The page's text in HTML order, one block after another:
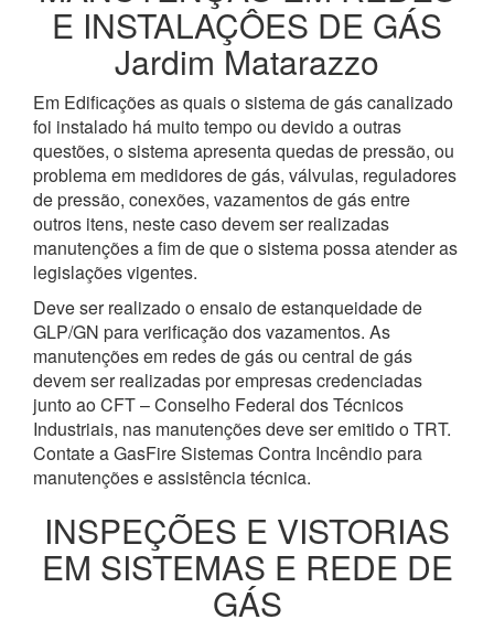
E INSTALAÇÔES DE GÁS
Jardim Matarazzo
Em Edificações as quais o sistema de gás canalizado
foi instalado há muito tempo ou devido a outras
questões, o sistema apresenta quedas de pressão, ou
problema em medidores de gás, válvulas, reguladores
de pressão, conexões, vazamentos de gás entre
outros itens, neste caso devem ser realizadas
manutenções a fim de que o sistema possa atender as
legislações vigentes.
Deve ser realizado o ensaio de estanqueidade de
GLP/GN para verificação dos vazamentos. As
manutenções em redes de gás ou central de gás
devem ser realizadas por empresas credenciadas
junto ao CFT – Conselho Federal dos Técnicos
Industriais, nas manutenções deve ser emitido o TRT.
Contate a GasFire Sistemas Contra Incêndio para
manutenções e assistência técnica.
INSPEÇÕES E VISTORIAS
EM SISTEMAS E REDE DE
GÁS